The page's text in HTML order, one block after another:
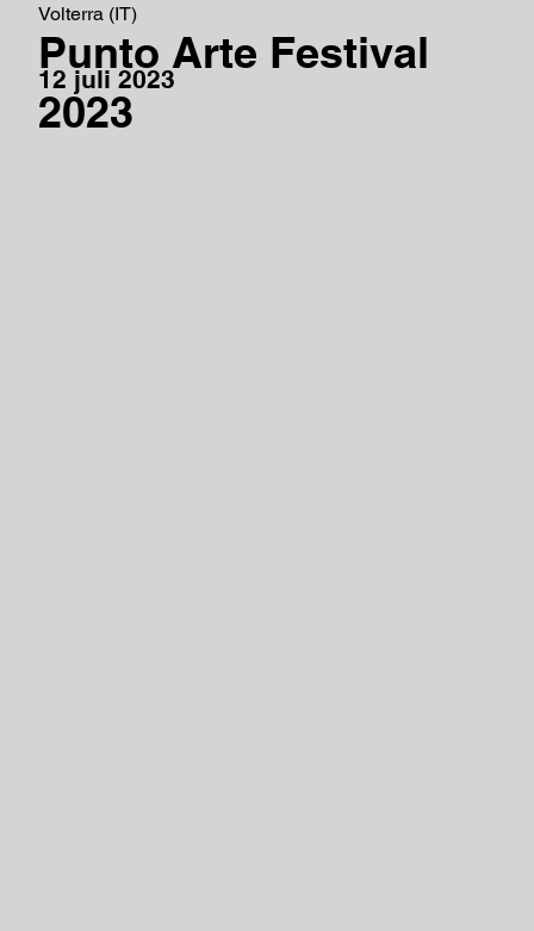
Volterra (IT)
12 juli 2023
Punto Arte Festival
2023